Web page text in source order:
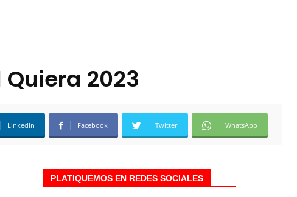
2023
Linkedin Facebook Twitter WhatsApp
PLATIQUEMOS EN REDES SOCIALES